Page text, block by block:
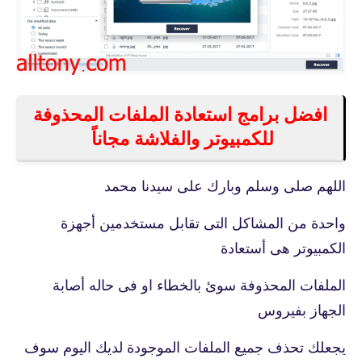
افضل برامج استعادة الملفات المحذوفة
للكمبيوتر والفلاشة مجاناً
اللهم صلى وسلم وبارك على سيدنا محمد
واحدة من المشاكل التى تقابل مستخدمين أجهزة
الكمبيوتر هى أستعادة
الملفات المحذوفة سوئ بالخطاء او فى حاله أصابة
الجهاز بفيروس
يجعلك تحذف جميع الملفات الموجودة لديك اليوم سوف